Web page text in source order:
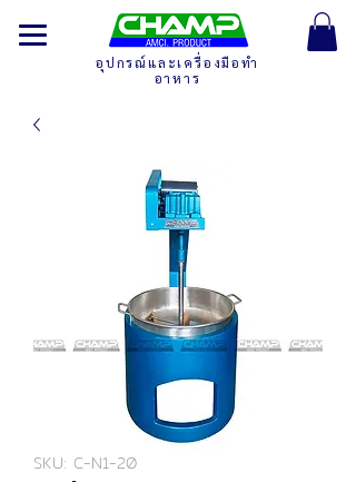
อุปกรณ์และเครื่องมือทำ
อาหาร
SKU: C-N1-20